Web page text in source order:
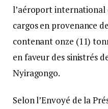
l’aéroport international
cargos en provenance
contenant onze (11)
en faveur des sinistrés
Nyiragongo.
Selon l’Envoyé de la